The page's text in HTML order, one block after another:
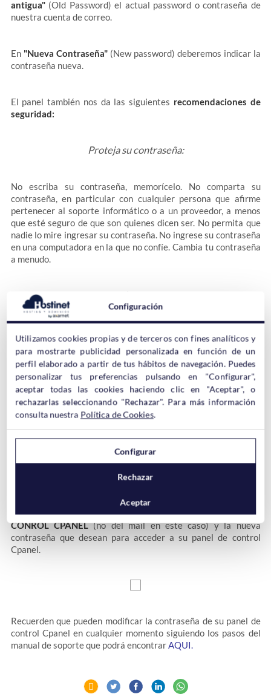
antigua"(Old Password) el actual password o contraseña de
nuestra cuenta de correo.
En "Nueva Contraseña"(New password) deberemos indicar la
contraseña nueva.
El panel también nos da las siguientes recomendaciones de
seguridad:
Proteja su contraseña:
No escriba su contraseña, memorícelo. No comparta su
contraseña, en particular con cualquier persona que afirme
pertenecer al soporte informático o a un proveedor, a menos
que esté seguro de que son quienes dicen ser. No permita que
nadie lo mire ingresar su contraseña. No ingrese su contraseña
en una computadora en la que no confíe. Cambia tu contraseña
a menudo.
inseguras, pero no es infalible. Crea tu contraseña sabiamente.
No utilice palabras que estén en un diccionario, nombres o
información personal (por ejemplo, su fecha de nacimiento o
número de teléfono). Evita patrones simples. En cambio, use
letras mayúsculas y minúsculas, números y símbolos.
Asegúrese de que su contraseña tenga al menos ocho
caracteres. Cuando eliges una nueva contraseña, asegúrate de
Una vez que haya logueado en Webmailes probable que el
panel le solicite que se loguee en Cpanel
accedido al mismo. El procedimiento en este caso es el mismo y
tan solo deben indicar la contraseña actualDEL PANEL DE
CONROL CPANEL(no del mail en este caso) y la nueva
contraseña que desean para acceder a su panel de control
Cpanel.
Recuerden que pueden modificar la contraseña de su panel de
control Cpanel en cualquier momento siguiendo los pasos del
manual de soporte que podrá encontrarAQUI.
Configuración
Utilizamos cookies propias y de terceros con fines analíticos y
para mostrarte publicidad personalizada en función de un
perfil elaborado a partir de tus hábitos de navegación. Puedes
personalizar tus preferencias pulsando en "Configurar",
aceptar todas las cookies haciendo clic en "Aceptar", o
rechazarlas seleccionando "Rechazar". Para más información
consulta nuestra Política de Cookies.
Configurar
Rechazar
Aceptar